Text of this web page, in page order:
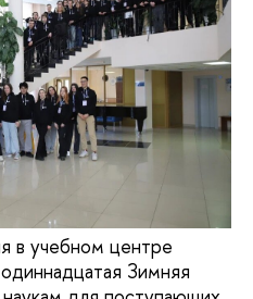
в учебном центре
Зимняя